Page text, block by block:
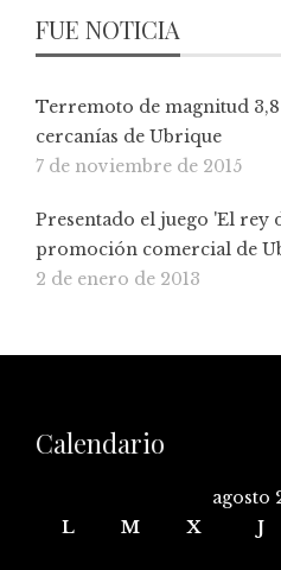
FUE NOTICIA
Terremoto de magnitud
cercanías de Ubrique
7 de noviembre de 2015
Presentado el juego 'El rey
promoción comercial de
2 de enero de 2013
Calendario
agosto
L
M X J